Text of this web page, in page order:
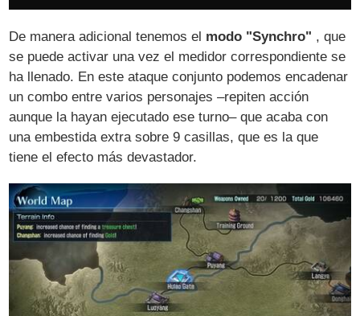
De manera adicional tenemos el modo "Synchro" , que
se puede activar una vez el medidor correspondiente se
ha llenado. En este ataque conjunto podemos encadenar
un combo entre varios personajes –repiten acción
aunque la hayan ejecutado ese turno– que acaba con
una embestida extra sobre 9 casillas, que es la que
tiene el efecto más devastador.